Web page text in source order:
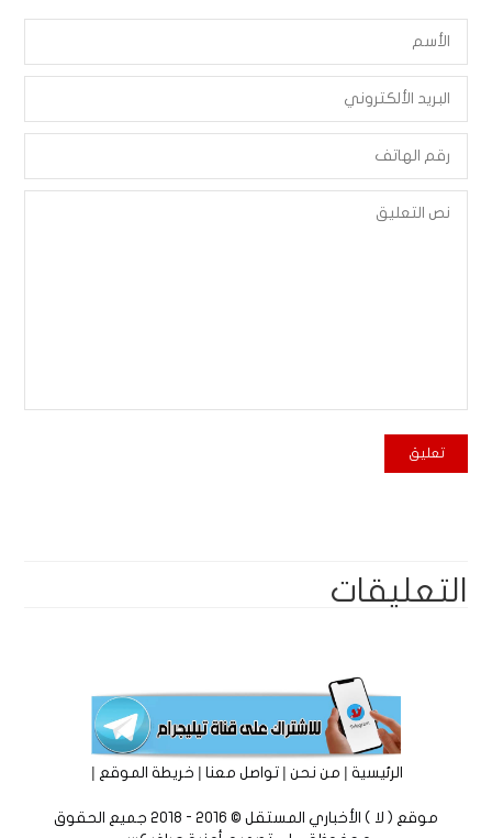
التعليقات
الرئيسية|من نحن|تواصل معنا|خريطة الموقع |
موقع ( لا ) الأخباري المستقل © 2016 - 2018 جميع الحقوق